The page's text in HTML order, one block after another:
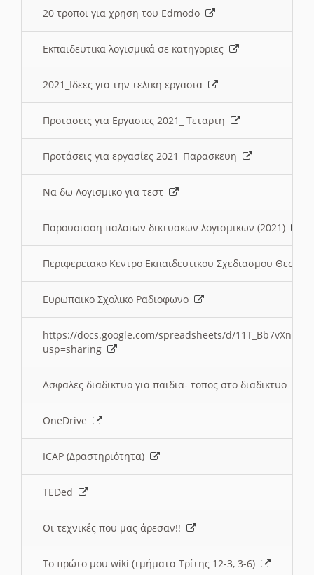
20 τροποι για χρηση του Edmodo
Εκπαιδευτικα λογισμικά σε κατηγοριες
2021_Ιδεες για την τελικη εργασια
Προτασεις για Εργασιες 2021_ Τεταρτη
Προτάσεις για εργασίες 2021_Παρασκευη
Να δω Λογισμικο για τεστ
Παρουσιαση παλαιων δικτυακων λογισμικων (2021)
Περιφερειακο Κεντρο Εκπαιδευτικου Σχεδιασμου
Ευρωπαικο Σχολικο Ραδιοφωνο
https://docs.google.com/spreadsheets/d/
usp=sharing
Ασφαλες διαδικτυο για παιδια- τοπος στο διαδικτυο
OneDrive
ICAP (Δραστηριότητα)
TEDed
Οι τεχνικές που μας άρεσαν!!
Το πρώτο μου wiki (τμήματα Τρίτης 12-3, 3-6)